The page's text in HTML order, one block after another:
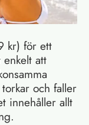
kr) för ett
att
och faller
innehåller allt